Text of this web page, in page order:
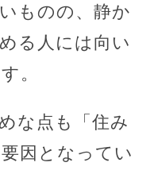
ものの、静か
る人には向い
。
な点も「住み
因となってい